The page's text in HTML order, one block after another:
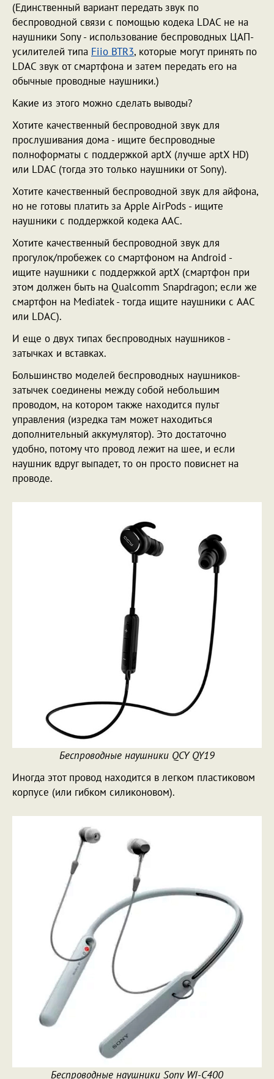
(Единственный вариант передать звук по
беспроводной связи с помощью кодека LDAC не на
наушники Sony - использование беспроводных ЦАП-
усилителей типа Fiio BTR3, которые могут принять по
LDAC звук от смартфона и затем передать его на
обычные проводные наушники.)
Какие из этого можно сделать выводы?
Хотите качественный беспроводной звук для
прослушивания дома - ищите беспроводные
полноформаты с поддержкой aptX (лучше aptX HD)
или LDAC (тогда это только наушники от Sony).
Хотите качественный беспроводной звук для айфона,
но не готовы платить за Apple AirPods - ищите
наушники с поддержкой кодека AAC.
Хотите качественный беспроводной звук для
прогулок/пробежек со смартфоном на Android -
ищите наушники с поддержкой aptX (смартфон при
этом должен быть на Qualcomm Snapdragon; если же
смартфон на Mediatek - тогда ищите наушники с AAC
или LDAC).
И еще о двух типах беспроводных наушников -
затычках и вставках.
Большинство моделей беспроводных наушников-
затычек соединены между собой небольшим
проводом, на котором также находится пульт
управления (изредка там может находиться
дополнительный аккумулятор). Это достаточно
удобно, потому что провод лежит на шее, и если
наушник вдруг выпадет, то он просто повиснет на
проводе.
Беспроводные наушники QCY QY19
Иногда этот провод находится в легком пластиковом
корпусе (или гибком силиконовом).
Беспроводные наушники Sony WI-C400